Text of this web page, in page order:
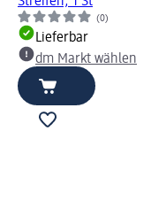
(0)
Lieferbar
dm Markt wählen